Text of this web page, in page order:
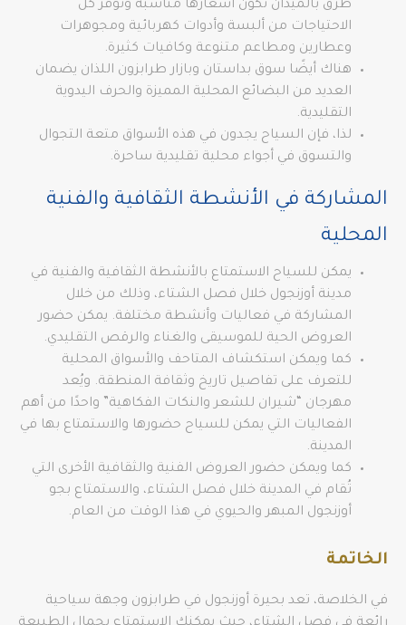
طرق بالميدان تكون أسعارها مناسبة وتوفر كل
الاحتياجات من ألبسة وأدوات كهربائية ومجوهرات
وعطارين ومطاعم متنوعة وكافيات كثيرة.
هناك أيضًا سوق بداستان وبازار طرابزون اللذان يضمان
العديد من البضائع المحلية المميزة والحرف اليدوية
التقليدية.
لذا، فإن السياح يجدون في هذه الأسواق متعة التجوال
والتسوق في أجواء محلية تقليدية ساحرة.
المشاركة في الأنشطة الثقافية والفنية
المحلية
يمكن للسياح الاستمتاع بالأنشطة الثقافية والفنية في
مدينة أوزنجول خلال فصل الشتاء، وذلك من خلال
المشاركة في فعاليات وأنشطة مختلفة. يمكن حضور
العروض الحية للموسيقى والغناء والرقص التقليدي.
كما ويمكن استكشاف المتاحف والأسواق المحلية
للتعرف على تفاصيل تاريخ وثقافة المنطقة. ويُعد
مهرجان “شيران للشعر والنكات الفكاهية” واحدًا من أهم
الفعاليات التي يمكن للسياح حضورها والاستمتاع بها في
المدينة.
كما ويمكن حضور العروض الفنية والثقافية الأخرى التي
تُقام في المدينة خلال فصل الشتاء، والاستمتاع بجو
أوزنجول المبهر والحيوي في هذا الوقت من العام.
الخاتمة
في الخلاصة، تعد بحيرة أوزنجول في طرابزون وجهة سياحية